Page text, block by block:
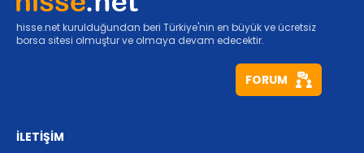
hisse.net kurulduğundan beri Türkiye'nin en büyük ve ücretsiz
borsa sitesi olmuştur ve olmaya devam edecektir.
FORUM
İLETİŞİM